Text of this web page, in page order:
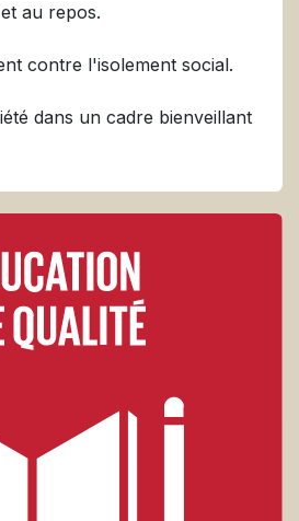
au repos.
contre l'isolement social.
dans un cadre bienveillant